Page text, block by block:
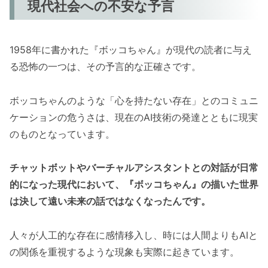
現代社会への不安な予言
1958年に書かれた『ボッコちゃん』が現代の読者に与え
る恐怖の一つは、その予言的な正確さです。
ボッコちゃんのような「心を持たない存在」とのコミュニ
ケーションの危うさは、現在のAI技術の発達とともに現実
のものとなっています。
チャットボットやバーチャルアシスタントとの対話が日常
的になった現代において、『ボッコちゃん』の描いた世界
は決して遠い未来の話ではなくなったんです。
人々が人工的な存在に感情移入し、時には人間よりもAIと
の関係を重視するような現象も実際に起きています。